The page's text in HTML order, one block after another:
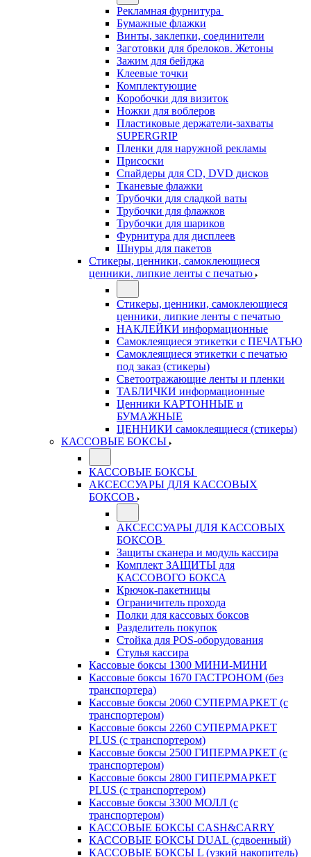
Рекламная фурнитура
Бумажные флажки
Винты, заклепки, соединители
Заготовки для брелоков. Жетоны
Зажим для бейджа
Клеевые точки
Комплектующие
Коробочки для визиток
Ножки для воблеров
Пластиковые держатели-захваты
SUPERGRIP
Пленки для наружной рекламы
Присоски
Спайдеры для CD, DVD дисков
Тканевые флажки
Трубочки для сладкой ваты
Трубочки для флажков
Трубочки для шариков
Фурнитура для дисплеев
Шнуры для пакетов
Стикеры, ценники, самоклеющиеся
ценники, липкие ленты с печатью
Стикеры, ценники, самоклеющиеся
ценники, липкие ленты с печатью
НАКЛЕЙКИ информационные
Самоклеящиеся этикетки с ПЕЧАТЬЮ
Самоклеящиеся этикетки с печатью
под заказ (стикеры)
Светоотражающие ленты и пленки
ТАБЛИЧКИ информационные
Ценники КАРТОННЫЕ и
БУМАЖНЫЕ
ЦЕННИКИ самоклеящиеся (стикеры)
КАССОВЫЕ БОКСЫ
КАССОВЫЕ БОКСЫ
АКСЕССУАРЫ ДЛЯ КАССОВЫХ
БОКСОВ
АКСЕССУАРЫ ДЛЯ КАССОВЫХ
БОКСОВ
Защиты сканера и модуль кассира
Комплект ЗАЩИТЫ для
КАССОВОГО БОКСА
Крючок-пакетницы
Ограничитель прохода
Полки для кассовых боксов
Разделитель покупок
Стойка для POS-оборудования
Стулья кассира
Кассовые боксы 1300 МИНИ-МИНИ
Кассовые боксы 1670 ГАСТРОНОМ (без
транспортера)
Кассовые боксы 2060 СУПЕРМАРКЕТ (с
транспортером)
Кассовые боксы 2260 СУПЕРМАРКЕТ
PLUS (с транспортером)
Кассовые боксы 2500 ГИПЕРМАРКЕТ (с
транспортером)
Кассовые боксы 2800 ГИПЕРМАРКЕТ
PLUS (с транспортером)
Кассовые боксы 3300 МОЛЛ (с
транспортером)
КАССОВЫЕ БОКСЫ CASH&CARRY
КАССОВЫЕ БОКСЫ DUAL (сдвоенный)
КАССОВЫЕ БОКСЫ L (узкий накопитель)